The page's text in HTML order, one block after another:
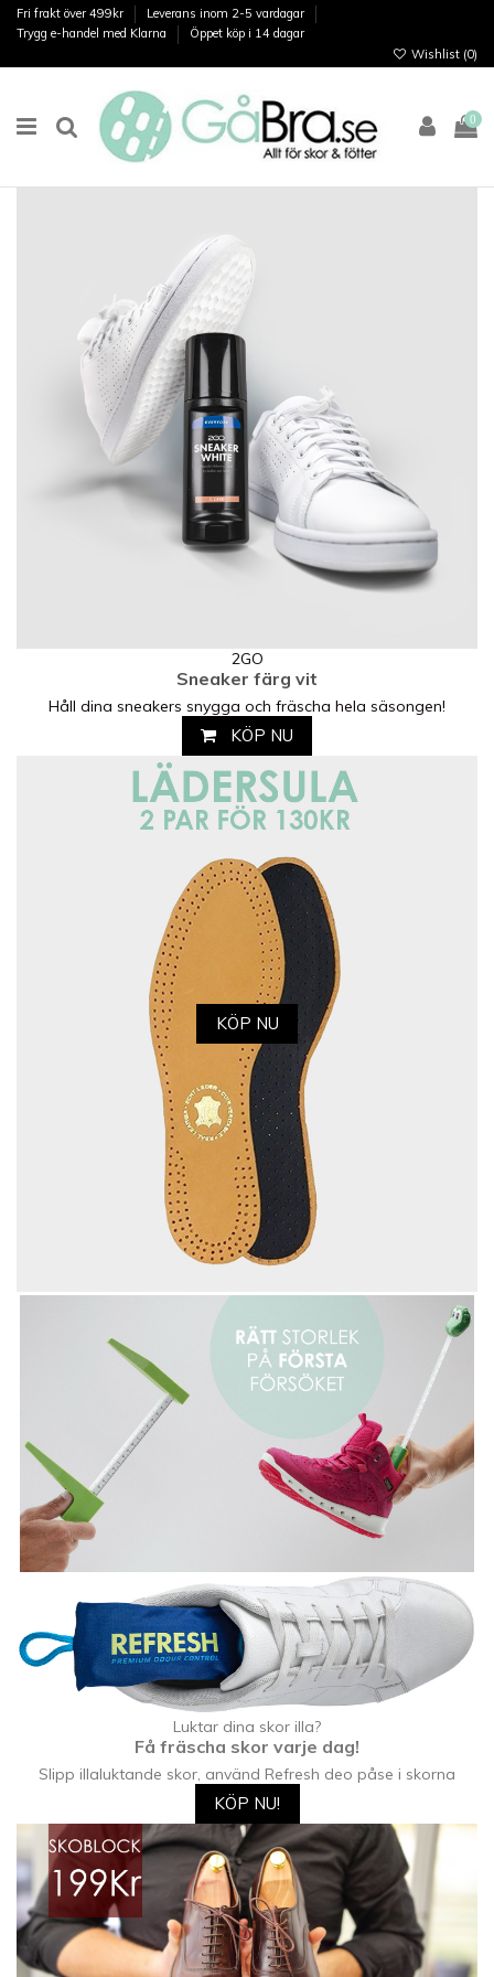
Fri frakt över 499kr
Leverans inom 2-5 vardagar
Trygg e-handel med Klarna
Öppet köp i 14 dagar
Wishlist (0)
0
2GO
Sneaker färg vit
Håll dina sneakers snygga och fräscha hela säsongen!
KÖP NU
KÖP NU
Luktar dina skor illa?
Få fräscha skor varje dag!
Slipp illaluktande skor, använd Refresh deo påse i skorna
KÖP NU!